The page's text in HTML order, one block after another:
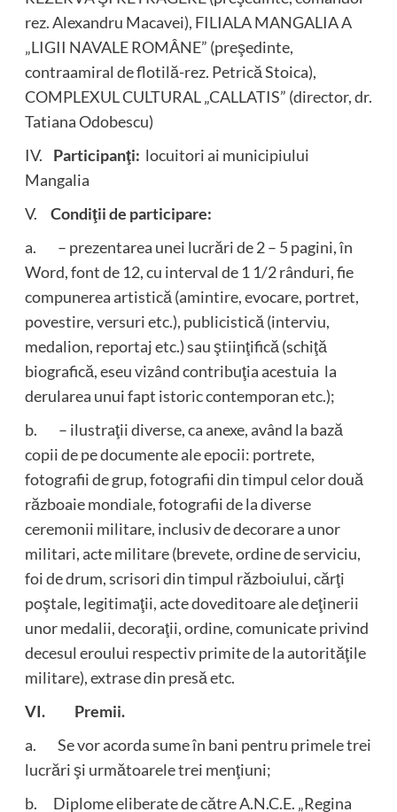
rez. Alexandru Macavei), FILIALA MANGALIA A
„LIGII NAVALE ROMÂNE” (preşedinte,
contraamiral de flotilă-rez. Petrică Stoica),
COMPLEXUL CULTURAL „CALLATIS” (director, dr.
Tatiana Odobescu)
IV. Participanţi: locuitori ai municipiului
Mangalia
V. Condiţii de participare:
a. – prezentarea unei lucrări de 2 – 5 pagini, în
Word, font de 12, cu interval de 1 1/2 rânduri, fie
compunerea artistică (amintire, evocare, portret,
povestire, versuri etc.), publicistică (interviu,
medalion, reportaj etc.) sau ştiinţifică (schiţă
biografică, eseu vizând contribuţia acestuia la
derularea unui fapt istoric contemporan etc.);
b. – ilustraţii diverse, ca anexe, având la bază
copii de pe documente ale epocii: portrete,
fotografii de grup, fotografii din timpul celor două
războaie mondiale, fotografii de la diverse
ceremonii militare, inclusiv de decorare a unor
militari, acte militare (brevete, ordine de serviciu,
foi de drum, scrisori din timpul războiului, cărţi
poştale, legitimaţii, acte doveditoare ale deţinerii
unor medalii, decoraţii, ordine, comunicate privind
decesul eroului respectiv primite de la autorităţile
militare), extrase din presă etc.
VI. Premii.
a. Se vor acorda sume în bani pentru primele trei
lucrări şi următoarele trei menţiuni;
b. Diplome eliberate de către A.N.C.E. „Regina